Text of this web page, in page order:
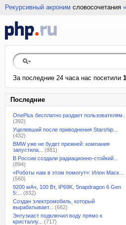
Рекурсивный акроним словосочетания
За последние 24 часа нас посетили
Последние
OnePlus бесплатно раздает пользователям...
(392)
Уцелевший после приводнения Starship...
(432)
BMW уже не будет прежней: компания
запустила...
(881)
В России создали радиационно-стойкий...
(894)
«Роботы нам в этом помогут»: Илон Маск...
(560)
9200 мАч, 100 Вт, IP69K, Snapdragon 6 Gen
5:...
(832)
Создан электромобиль, который
вырабатывает...
(662)
Энтузиаст подключил воду прямо к
кристаллу...
(717)